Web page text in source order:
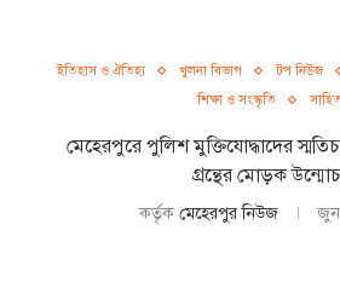
ইতিহাস ও ঐতিহ্য খুলনা বিভাগ টপ নিউজ
শিক্ষা ও সংস্কৃতি
মেহেরপুরে পুলিশ মুক্তিযোদ্ধাদের
গ্রন্থের মোড়ক
কর্তৃক মেহেরপুর নিউজ